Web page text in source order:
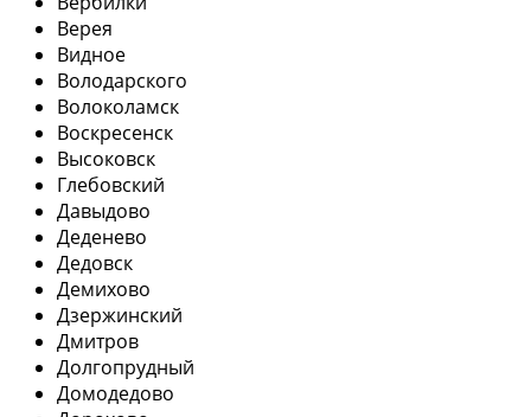
Верея
Видное
Володарского
Волоколамск
Воскресенск
Высоковск
Глебовский
Давыдово
Деденево
Дедовск
Демихово
Дзержинский
Дмитров
Долгопрудный
Домодедово